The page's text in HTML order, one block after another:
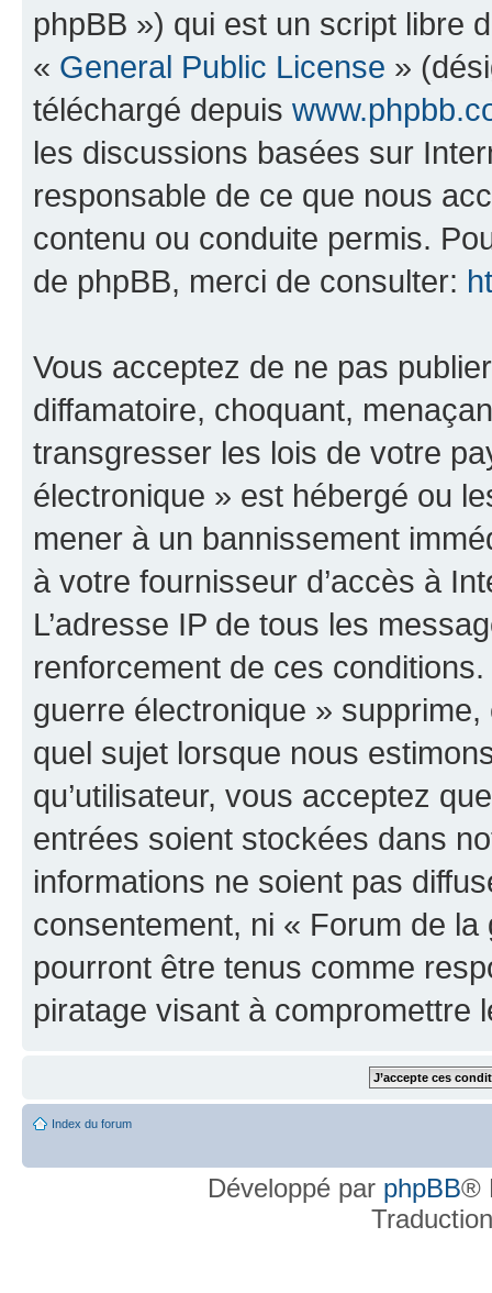
phpBB ») qui est un script libre
« General Public License »
téléchargé depuis
les discussions basées sur
responsable de ce que nous
contenu ou conduite permis.
de phpBB, merci de consulter:
Vous acceptez de ne pas
diffamatoire, choquant,
transgresser les lois de votre
électronique » est hébergé ou
mener à un bannissement
à votre fournisseur d’accès à
L’adresse IP de tous les
renforcement de ces
guerre électronique »
quel sujet lorsque nous
qu’utilisateur, vous acceptez
entrées soient stockées dans
informations ne soient pas
consentement, ni « Forum de
pourront être tenus comme
piratage visant à compromettre
Index du forum
Développé par phpBB®